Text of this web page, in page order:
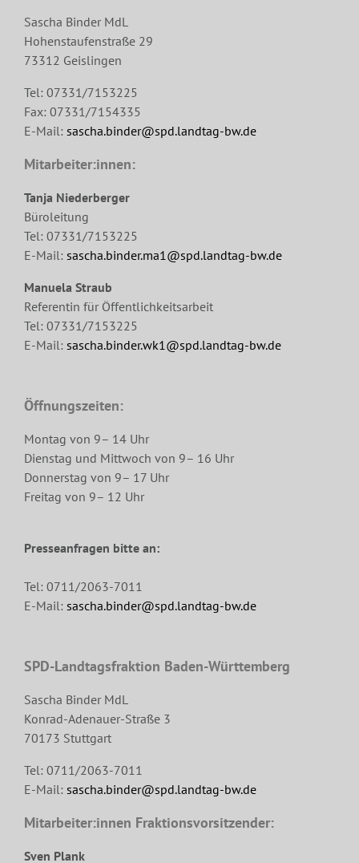
Sascha Binder MdL
Hohenstaufenstraße 29
73312 Geislingen
Tel: 07331/7153225
Fax: 07331/7154335
E-Mail: sascha.binder@spd.landtag-bw.de
Mitarbeiter:innen:
Tanja Niederberger
Büroleitung
Tel: 07331/7153225
E-Mail: sascha.binder.ma1@spd.landtag-bw.de
Manuela Straub
Referentin für Öffentlichkeitsarbeit
Tel: 07331/7153225
E-Mail: sascha.binder.wk1@spd.landtag-bw.de
Öffnungszeiten:
Montag von 9– 14 Uhr
Dienstag und Mittwoch von 9– 16 Uhr
Donnerstag von 9– 17 Uhr
Freitag von 9– 12 Uhr
Presseanfragen bitte an:
Tel: 0711/2063-7011
E-Mail: sascha.binder@spd.landtag-bw.de
SPD-Landtagsfraktion Baden-Württemberg
Sascha Binder MdL
Konrad-Adenauer-Straße 3
70173 Stuttgart
Tel: 0711/2063-7011
E-Mail: sascha.binder@spd.landtag-bw.de
Mitarbeiter:innen Fraktionsvorsitzender:
Sven Plank